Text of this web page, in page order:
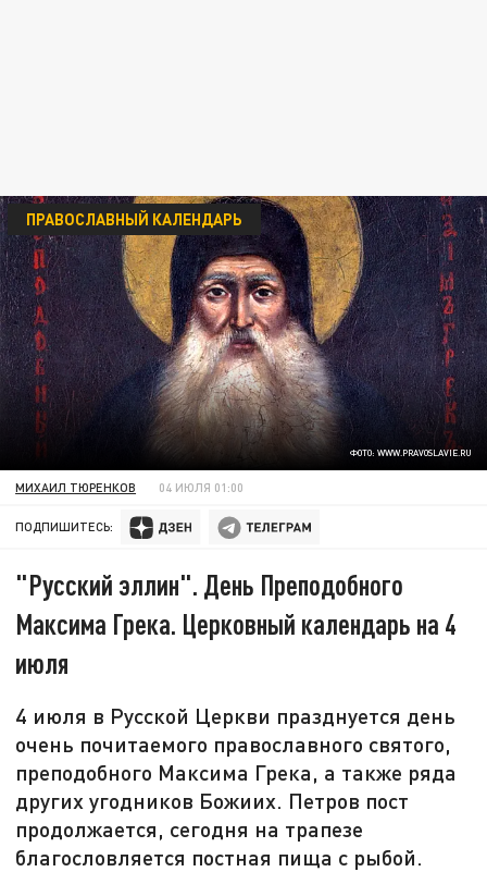
ФОТО: WWW.PRAVOSLAVIE.RU
ПРАВОСЛАВНЫЙ КАЛЕНДАРЬ
МИХАИЛ ТЮРЕНКОВ 04 ИЮЛЯ 01:00
ПОДПИШИТЕСЬ:
"Русский эллин". День Преподобного
Максима Грека. Церковный календарь на 4
июля
4 июля в Русской Церкви празднуется день
очень почитаемого православного святого,
преподобного Максима Грека, а также ряда
других угодников Божиих. Петров пост
продолжается, сегодня на трапезе
благословляется постная пища с рыбой.